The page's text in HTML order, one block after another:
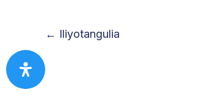
← Iliyotangulia